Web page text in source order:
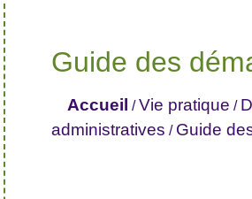
Guide des
Accueil /Vie pratique /
administratives / Guide